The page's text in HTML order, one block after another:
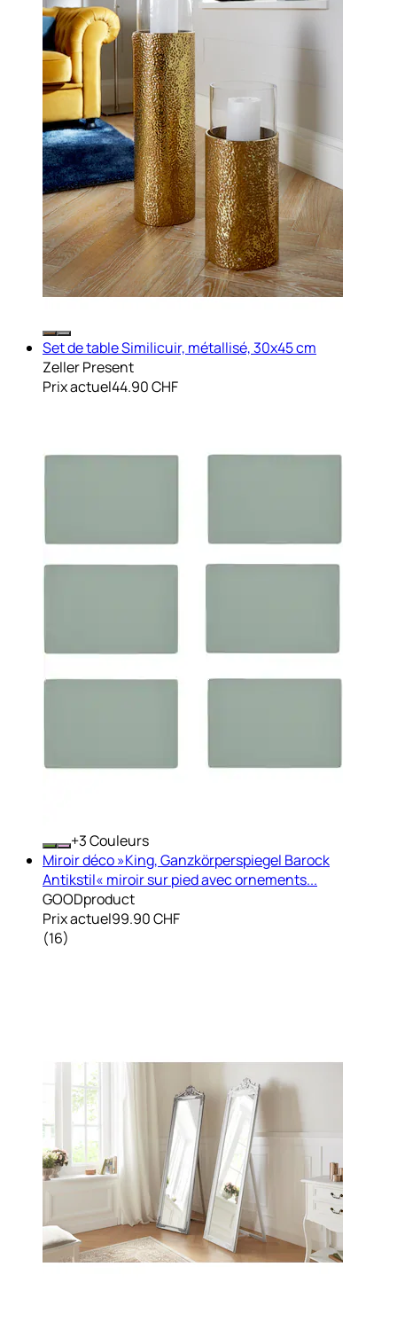
Set de table Similicuir, métallisé, 30x45 cm
Zeller Present
Prix actuel44.90 CHF
+ Couleurs
Miroir déco »King, Ganzkörperspiegel Barock
Antikstil« miroir sur pied avec ornements...
GOODproduct
Prix actuel99.90 CHF
(16)